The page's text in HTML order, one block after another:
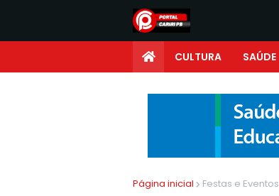
CULTURA SAÚDE
Página inicial Festas e Eventos